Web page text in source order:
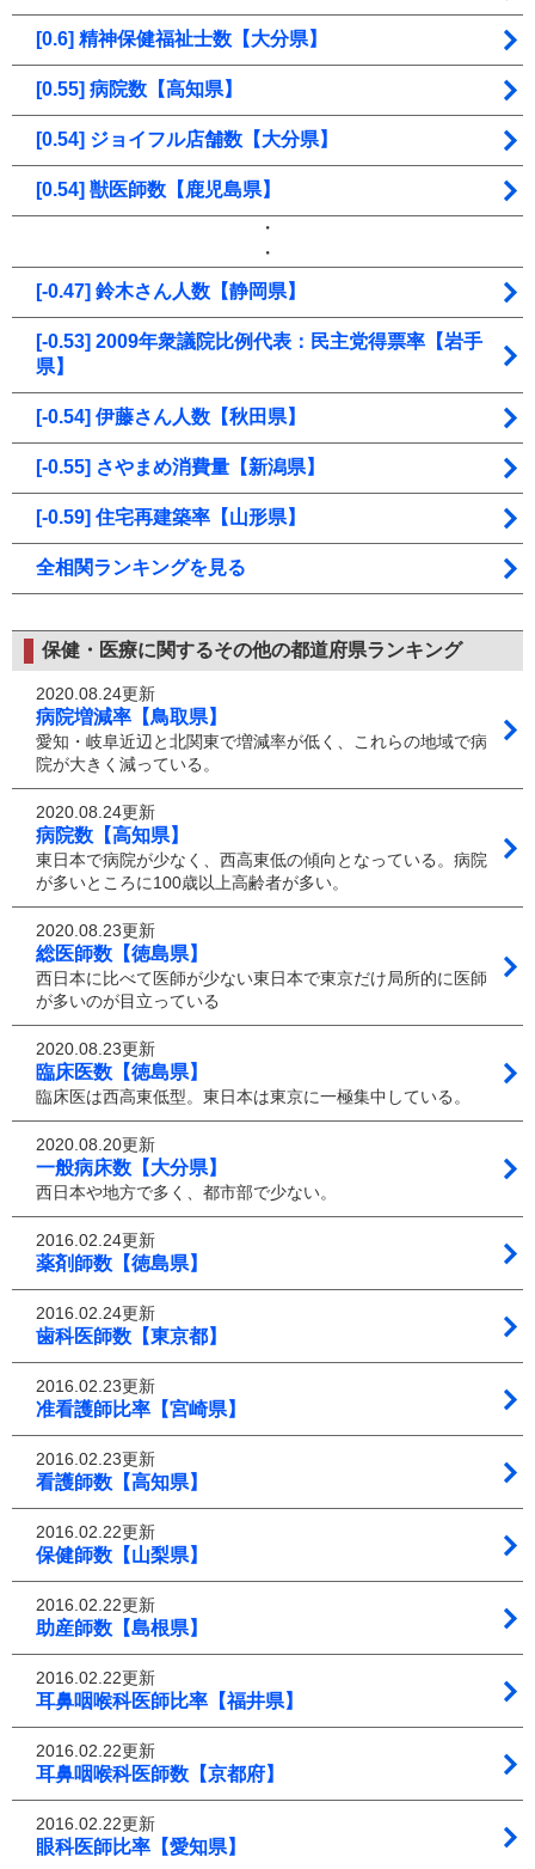
[0.6] 精神保健福祉士数【大分県】
[0.55] 病院数【高知県】
[0.54] ジョイフル店舗数【大分県】
[0.54] 獣医師数【鹿児島県】
・
・
[-0.47] 鈴木さん人数【静岡県】
[-0.53] 2009年衆議院比例代表：民主党得票率【岩手
県】
[-0.54] 伊藤さん人数【秋田県】
[-0.55] さやまめ消費量【新潟県】
[-0.59] 住宅再建築率【山形県】
全相関ランキングを見る
保健・医療に関するその他の都道府県ランキング
2020.08.24更新
病院増減率【鳥取県】
愛知・岐阜近辺と北関東で増減率が低く、これらの地域で病
院が大きく減っている。
2020.08.24更新
病院数【高知県】
東日本で病院が少なく、西高東低の傾向となっている。病院
が多いところに100歳以上高齢者が多い。
2020.08.23更新
総医師数【徳島県】
西日本に比べて医師が少ない東日本で東京だけ局所的に医師
が多いのが目立っている
2020.08.23更新
臨床医数【徳島県】
臨床医は西高東低型。東日本は東京に一極集中している。
2020.08.20更新
一般病床数【大分県】
西日本や地方で多く、都市部で少ない。
2016.02.24更新
薬剤師数【徳島県】
2016.02.24更新
歯科医師数【東京都】
2016.02.23更新
准看護師比率【宮崎県】
2016.02.23更新
看護師数【高知県】
2016.02.22更新
保健師数【山梨県】
2016.02.22更新
助産師数【島根県】
2016.02.22更新
耳鼻咽喉科医師比率【福井県】
2016.02.22更新
耳鼻咽喉科医師数【京都府】
2016.02.22更新
眼科医師比率【愛知県】